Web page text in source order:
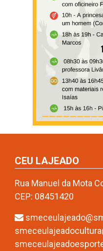
CEU LAJEADO
Rua Manuel da Mota
CEP: 08451420